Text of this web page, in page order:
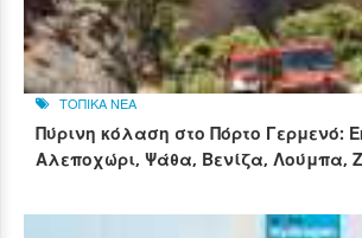
ΤΟΠΙΚΑ ΝΕΑ
Πύρινη κόλαση στο Πόρτο Γερμενό:
Αλεποχώρι, Ψάθα, Βενίζα, Λούμπα,